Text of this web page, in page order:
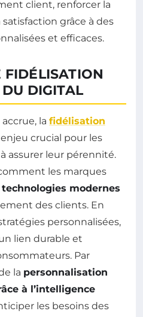
FIDÉLISATION
DU DIGITAL
la fidélisation
crucial pour les
assurer leur pérennité.
les marques
technologies modernes
des clients. En
personnalisées,
lien durable et
Par
la personnalisation
à l’intelligence
les besoins des